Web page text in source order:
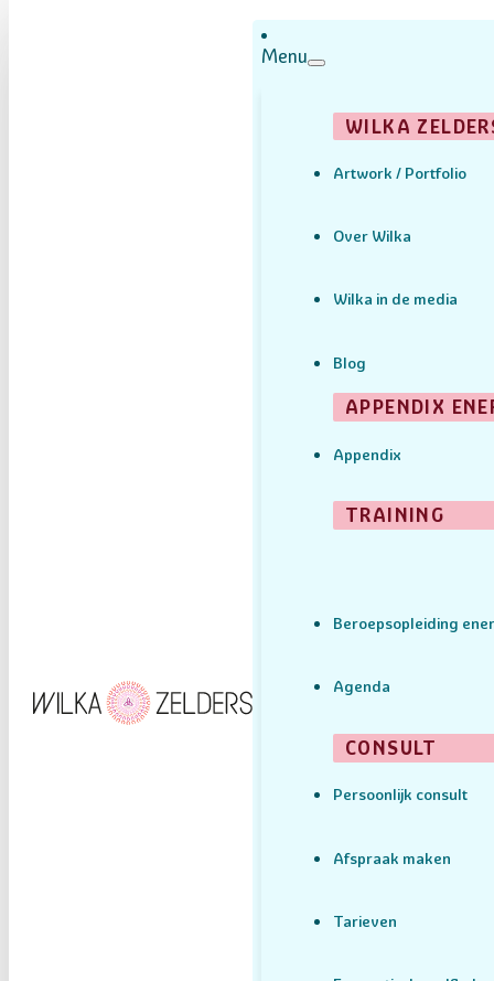
Menu
WILKA
Artwork / Portfolio
Over Wilka
Wilka in de media
Blog
APPENDIX
Appendix
TRAINING
Beroepsopleiding
Agenda
CONSULT
Persoonlijk consult
Afspraak maken
Tarieven